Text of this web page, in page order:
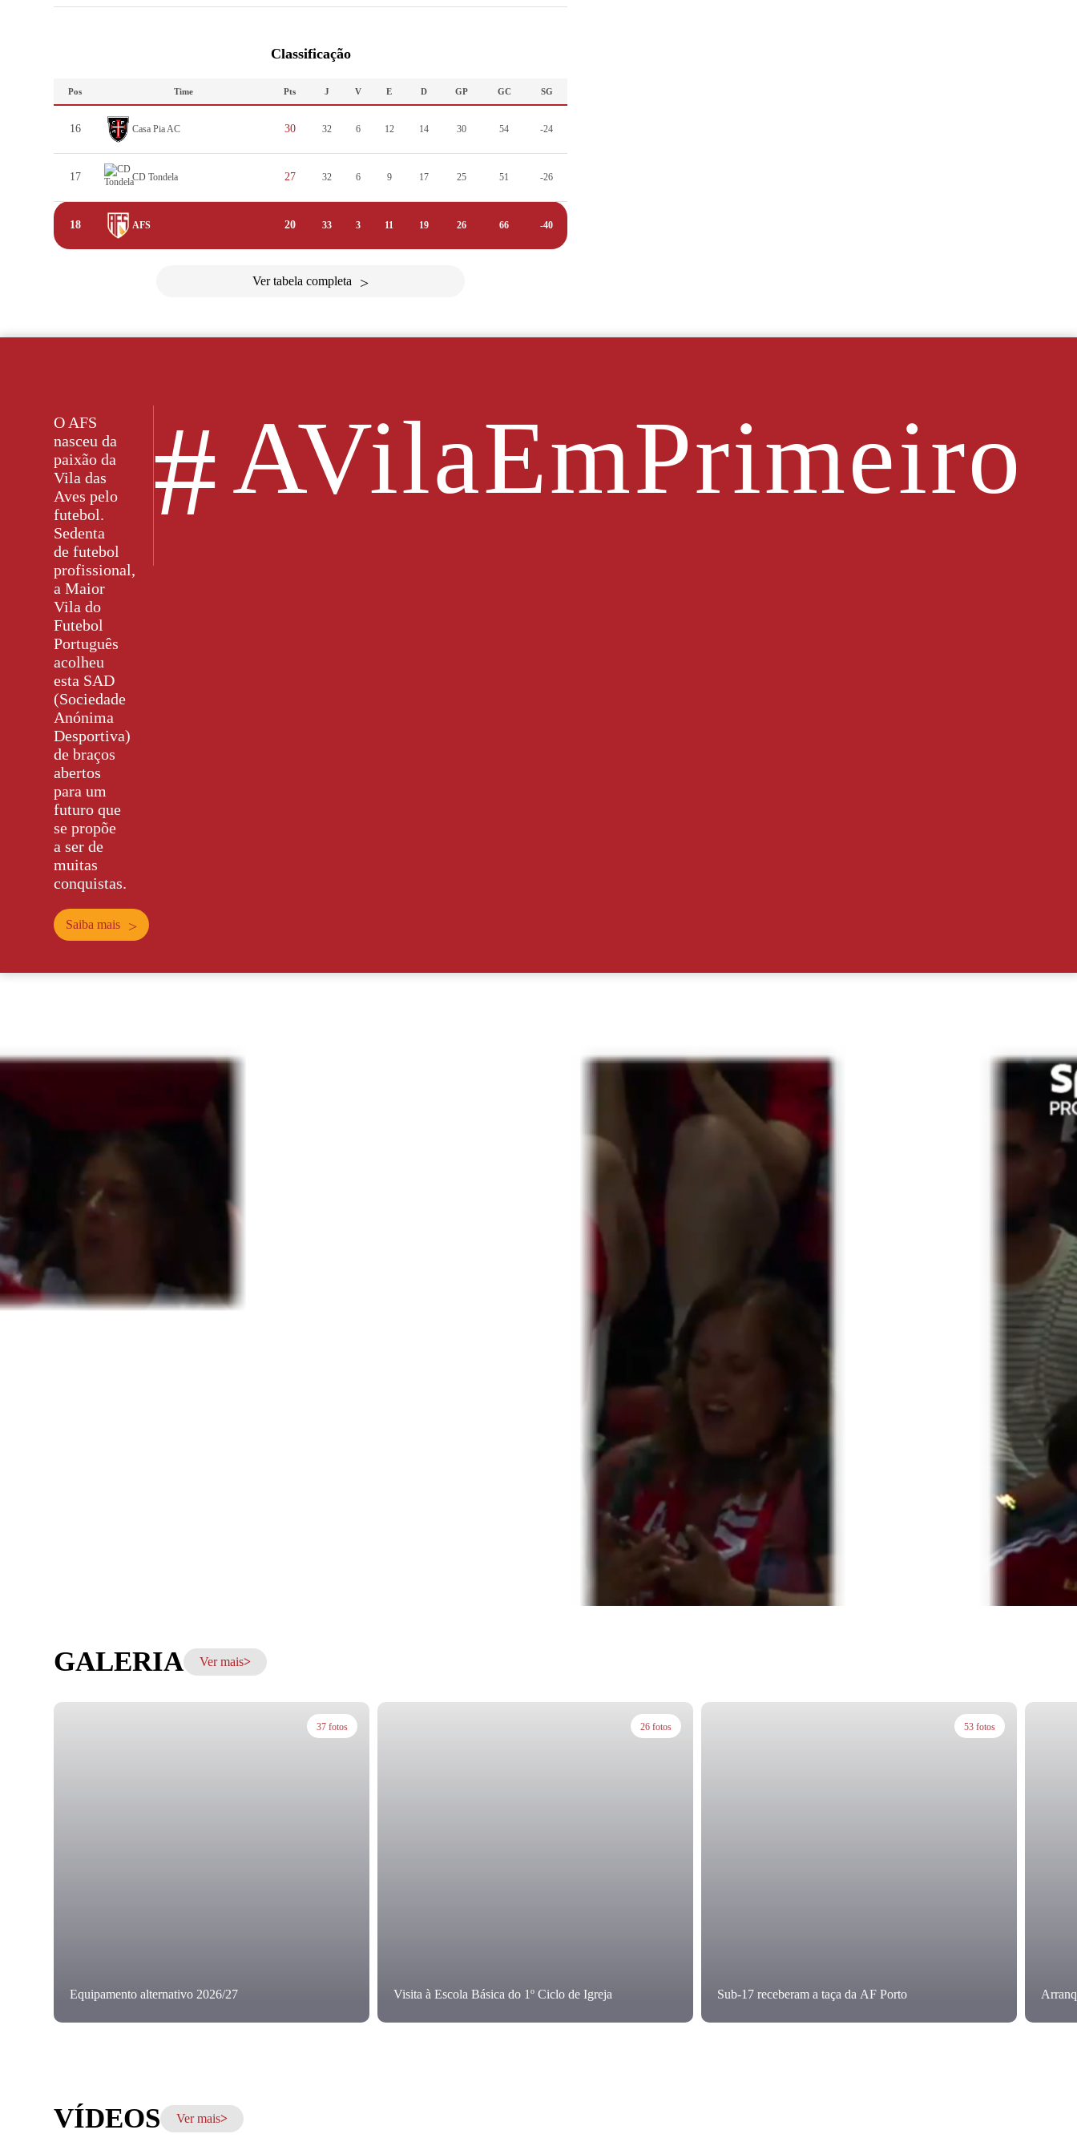
Classificação
Pos Time Pts J V E D GP GC SG
16 Casa Pia AC 30 32 6 12 14 30 54 -24
17 CD Tondela 27 32 6 9 17 25 51 -26
18 AFS 20 33 3 11 19 26 66 -40
Ver tabela completa >
O AFS
nasceu da
paixão da
Vila das
Aves pelo
futebol.
Sedenta
de futebol
profissional,
a Maior
Vila do
Futebol
Português
acolheu
esta SAD
(Sociedade
Anónima
Desportiva)
de braços
abertos
para um
futuro que
se propõe
a ser de
muitas
conquistas.
Saiba mais >
#AVilaEmPrimeiro
GALERIA Ver mais
37 fotos
Equipamento alternativo 2026/27
26 fotos
Visita à Escola Básica do 1º Ciclo de Igreja
53 fotos
Sub-17 receberam a taça da AF Porto
VÍDEOS Ver mais